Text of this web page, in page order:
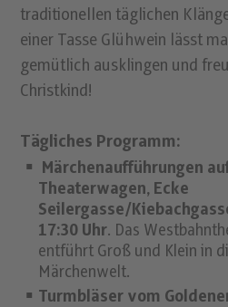
traditionellen täglichen
einer Tasse Glühwein lässt
gemütlich ausklingen und
Christkind!
Tägliches Programm:
Märchenaufführungen
Theaterwagen, Ecke
Seilergasse/
17:30 Uhr. Das
entführt Groß und Klein in
Märchenwelt.
Turmbläser vom